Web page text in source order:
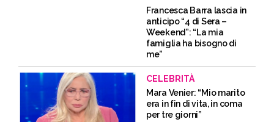
Francesca Barra lascia in
anticipo “4 di Sera –
Weekend”: “La mia
famiglia ha bisogno di
me”
CELEBRITÀ
Mara Venier: “Mio marito
era in fin di vita, in coma
per tre giorni”